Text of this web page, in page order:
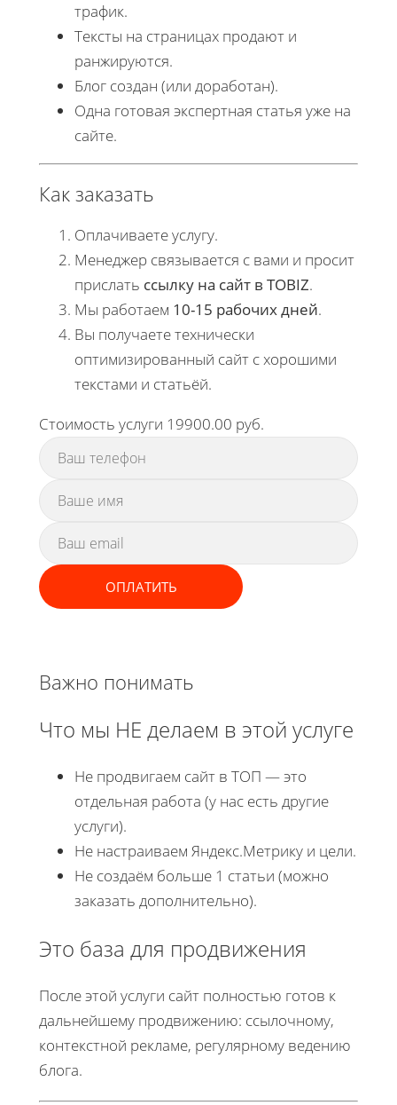
трафик.
Тексты на страницах продают и
ранжируются.
Блог создан (или доработан).
Одна готовая экспертная статья уже на
сайте.
Как заказать
Оплачиваете услугу.
Менеджер связывается с вами и просит
прислать ссылку на сайт в TOBIZ.
Мы работаем 10-15 рабочих дней.
Вы получаете технически
оптимизированный сайт с хорошими
текстами и статьёй.
Стоимость услуги 19900.00 руб.
ОПЛАТИТЬ
Важно понимать
Что мы НЕ делаем в этой услуге
Не продвигаем сайт в ТОП — это
отдельная работа (у нас есть другие
услуги).
Не настраиваем Яндекс.Метрику и цели.
Не создаём больше 1 статьи (можно
заказать дополнительно).
Это база для продвижения
После этой услуги сайт полностью готов к
дальнейшему продвижению: ссылочному,
контекстной рекламе, регулярному ведению
блога.